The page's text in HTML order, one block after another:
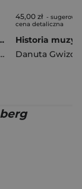
Barok, Klasycyzm, Romantyzm
45,00 zł -
cena detaliczna